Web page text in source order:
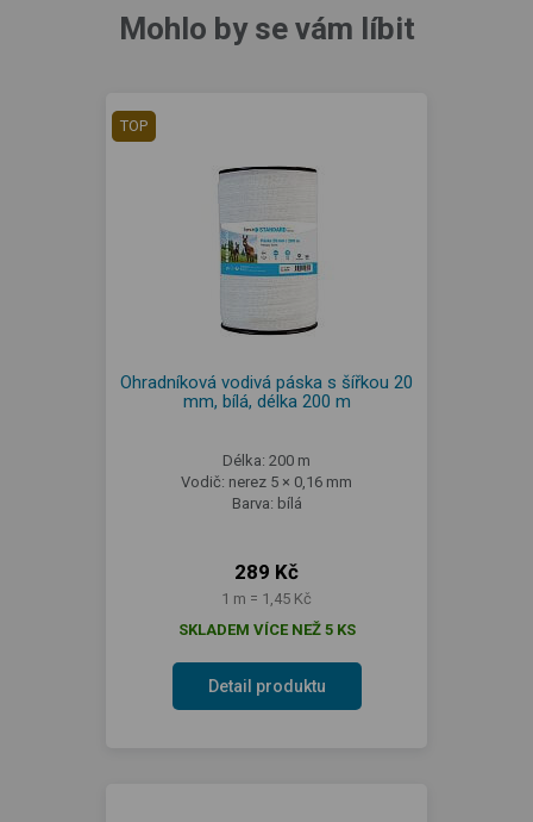
Mohlo by se vám líbit
TOP
Ohradníková vodivá páska s šířkou 20
mm, bílá, délka 200 m
Délka: 200 m
Vodič: nerez 5 × 0,16 mm
Barva: bílá
289 Kč
1 m = 1,45 Kč
SKLADEM VÍCE NEŽ 5 KS
Detail produktu